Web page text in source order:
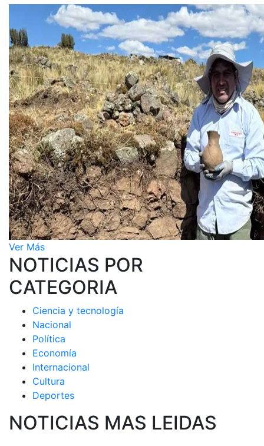
Ver Más
NOTICIAS POR
CATEGORIA
Ciencia y tecnología
Nacional
Política
Economía
Internacional
Cultura
Deportes
NOTICIAS MAS LEIDAS